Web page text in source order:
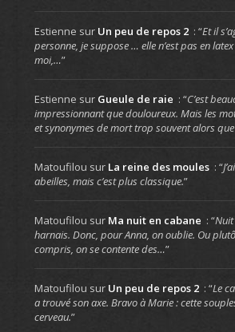
Estienne sur Un peu de repos 2 : “Et il
personne, je suppose … elle n’est pas en latex
moi,…”
Estienne sur Gueule de raie : “C’est
impressionnant que douloureux. Mais les
et synonymes de mort trop souvent alors
Matoufilou sur La reine des moules : “
abeilles, mais c’est plus classique.”
Matoufilou sur Ma nuit en cabane : “
harnais. Donc, pour Anna, on oublie. Ou
compris, on se contente des…”
Matoufilou sur Un peu de repos 2 : “Le
a trouvé son axe. Bravo à Marie : cette
cerveau.”